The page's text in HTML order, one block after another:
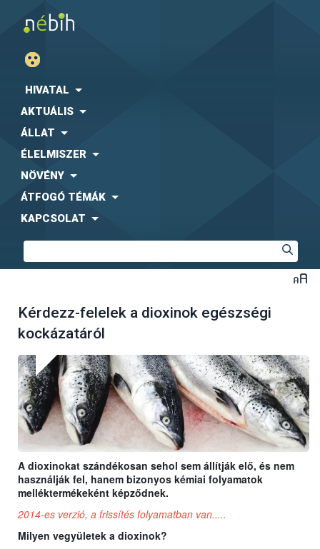
HIVATAL
AKTUÁLIS
ÁLLAT
ÉLELMISZER
NÖVÉNY
ÁTFOGÓ TÉMÁK
KAPCSOLAT
Kérdezz-felelek a dioxinok egészségi
kockázatáról
A dioxinokat szándékosan sehol sem állítják elő, és nem
használják fel, hanem bizonyos kémiai folyamatok
melléktermékeként képződnek.
2014-es verzió, a frissítés folyamatban van.....
Milyen vegyületek a dioxinok?